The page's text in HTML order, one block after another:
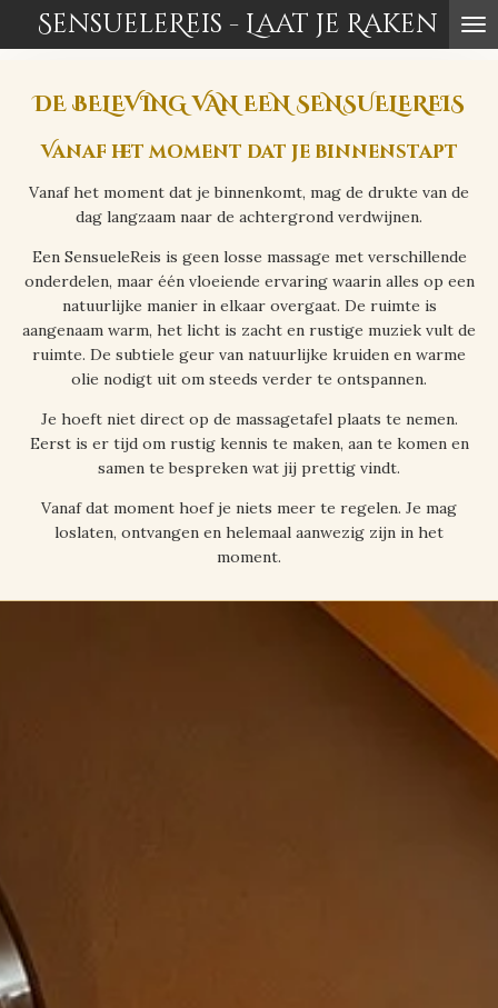
direct
hoofdinhoud
SensueleReis - Laat je Raken
DE BELEVING VAN EEN SENSUELEREIS
Vanaf het moment dat je binnenstapt
Vanaf het moment dat je binnenkomt, mag de drukte van de
dag langzaam naar de achtergrond verdwijnen.
Een SensueleReis is geen losse massage met verschillende
onderdelen, maar één vloeiende ervaring waarin alles op een
natuurlijke manier in elkaar overgaat. De ruimte is
aangenaam warm, het licht is zacht en rustige muziek vult de
ruimte. De subtiele geur van natuurlijke kruiden en warme
olie nodigt uit om steeds verder te ontspannen.
Je hoeft niet direct op de massagetafel plaats te nemen.
Eerst is er tijd om rustig kennis te maken, aan te komen en
samen te bespreken wat jij prettig vindt.
Vanaf dat moment hoef je niets meer te regelen. Je mag
loslaten, ontvangen en helemaal aanwezig zijn in het
moment.